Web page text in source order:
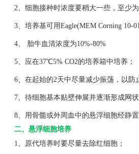
2、细胞接种时浓度要稍大一些，至少为
3、培养基可用Eagle(MEM Corning 10-
4、 胎牛血清浓度为10%-80%
5、应在37℃5% CO2的培养箱中培养；
6、在起始的2天中尽量减少振荡，以防
7、待细胞基本贴壁伸展并逐渐形成网状
8、用骨髓或外周血中的悬浮细胞经静置
二、悬浮细胞培养
1、原代培养时要尽量去除红细胞；